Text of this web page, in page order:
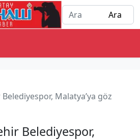
Malatya’ya göz
Belediyespor,